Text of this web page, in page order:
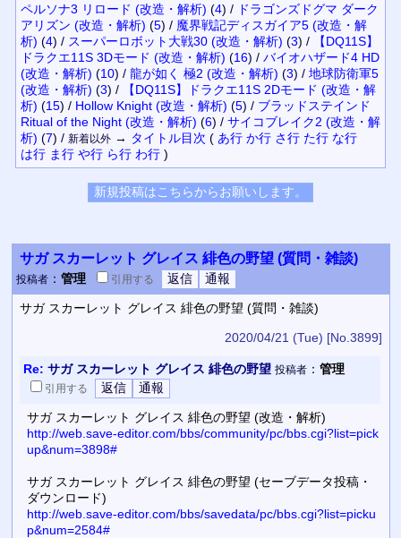
ペルソナ3 リロード (改造・解析) (4) / ドラゴンズドグマ ダーク
アリズン (改造・解析) (5) / 魔界戦記ディスガイア5 (改造・解
析) (4) / スーパーロボット大戦30 (改造・解析) (3) /
【DQ11S】
ドラクエ11S 3Dモード (改造・解析) (16) / バイオハザード4 HD
(改造・解析) (10) / 龍が如く 極2 (改造・解析) (3) / 地球防衛軍5
(改造・解析) (3) /
【DQ11S】ドラクエ11S 2Dモード (改造・解
析) (15) / Hollow Knight (改造・解析) (5) / ブラッドステインド
Ritual of the Night (改造・解析) (6) / サイコブレイク2 (改造・解
析) (7) / 新着以外 → タイトル目次 ( あ行 か行 さ行 た行 な行
は行 ま行 や行 ら行 わ行 )
サガ スカーレット グレイス 緋色の野望 (質問・雑談)
投稿者： 管理 引用する
サガ スカーレット グレイス 緋色の野望 (質問・雑談)
2020/04/21 (Tue) [No.3899]
Re: サガ スカーレット グレイス 緋色の野望 投稿者： 管理
引用する
サガ スカーレット グレイス 緋色の野望 (改造・解析)
http://web.save-editor.com/bbs/community/pc/bbs.cgi?list=pick
up&num=3898#
サガ スカーレット グレイス 緋色の野望 (セーブデータ投稿・
ダウンロード)
http://web.save-editor.com/bbs/savedata/pc/bbs.cgi?list=picku
p&num=2584#